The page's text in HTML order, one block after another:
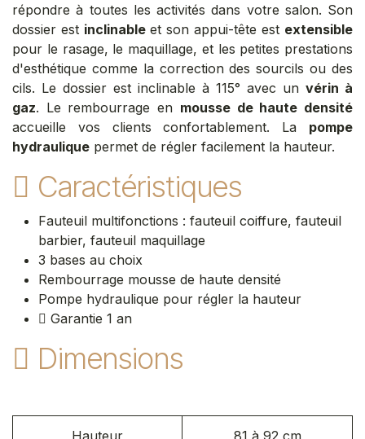
répondre à toutes les activités dans votre salon. Son
dossier est inclinable et son appui-tête est extensible
pour le rasage, le maquillage, et les petites prestations
d'esthétique comme la correction des sourcils ou des
cils. Le dossier est inclinable à 115° avec un vérin à
gaz. Le rembourrage en mousse de haute densité
accueille vos clients confortablement. La pompe
hydraulique permet de régler facilement la hauteur.
Caractéristiques
Fauteuil multifonctions : fauteuil coiffure, fauteuil
barbier, fauteuil maquillage
3 bases au choix
Rembourrage mousse de haute densité
Pompe hydraulique pour régler la hauteur
Garantie 1 an
Dimensions
Hauteur 81 à 92 cm